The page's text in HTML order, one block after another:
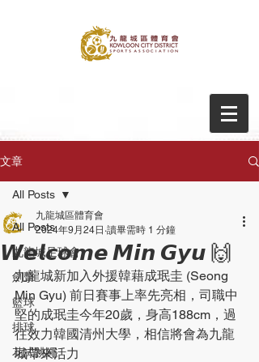
文章
All Posts
九龍城足球會
劍擊
籃球
排球
花式跳繩
All Posts
𝙒𝙚𝙡𝙘𝙤𝙢𝙚 𝙈𝙞𝙣 𝙂𝙮𝙪 🙌
九龍城區體育會
2024年9月24日 讀畢需時 1 分鐘
九龍城新加入外援韓藉成珉圭 (Seong
Min Gyu) 前日賽事上率先亮相，司職中
堅的成珉圭今年20歲，身高188cm，過
往效力韓國清州大學，相信將會為九龍
城帶來活力